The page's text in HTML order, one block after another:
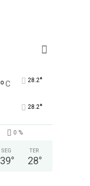
°C 28.2°
28.2°
0 %
SEG
39°
TER
28°